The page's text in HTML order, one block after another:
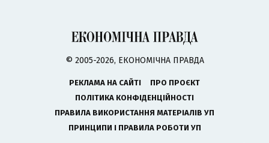
© 2005-2026, ЕКОНОМІЧНА ПРАВДА
РЕКЛАМА НА САЙТІ
ПРО ПРОЄКТ
ПОЛІТИКА КОНФІДЕНЦІЙНОСТІ
ПРАВИЛА ВИКОРИСТАННЯ МАТЕРІАЛІВ УП
ПРИНЦИПИ І ПРАВИЛА РОБОТИ УП